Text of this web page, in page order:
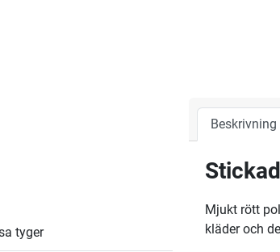
tyger
Beskrivning
Mjukt rött
kläder och